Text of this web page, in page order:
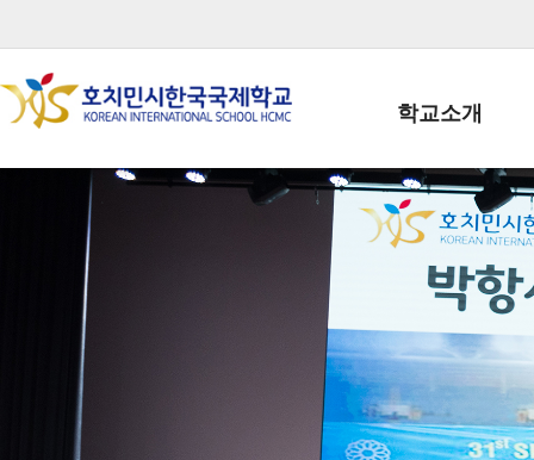
학교소개
학교장인사말
학생회장인사말
학교상징
학교 CI
교직원현황
학생현황